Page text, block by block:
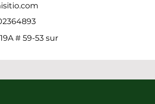
# 59-53 sur